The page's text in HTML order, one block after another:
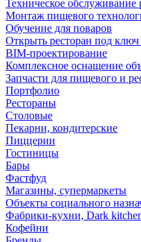
Техническое обслуживание
Монтаж пищевого
Обучение для поваров
Открыть ресторан под
BIM-проектирование
Комплексное оснащение
Запчасти для пищевого и
Портфолио
Рестораны
Столовые
Пекарни, кондитерские
Пиццерии
Гостиницы
Бары
Фастфуд
Магазины, супермаркеты
Объекты социального
Фабрики-кухни, Dark
Кофейни